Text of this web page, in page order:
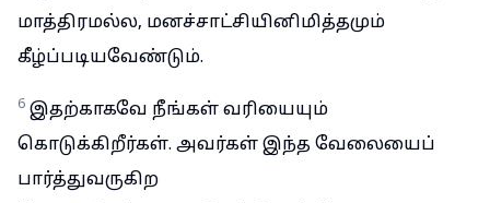
மாத்திரமல்ல, மனச்சாட்சியினிமித்தமும்
கீழ்ப்படியவேண்டும்.
6 இதற்காகவே நீங்கள் வரியையும்
கொடுக்கிறீர்கள். அவர்கள் இந்த வேலையைப்
பார்த்துவருகிற